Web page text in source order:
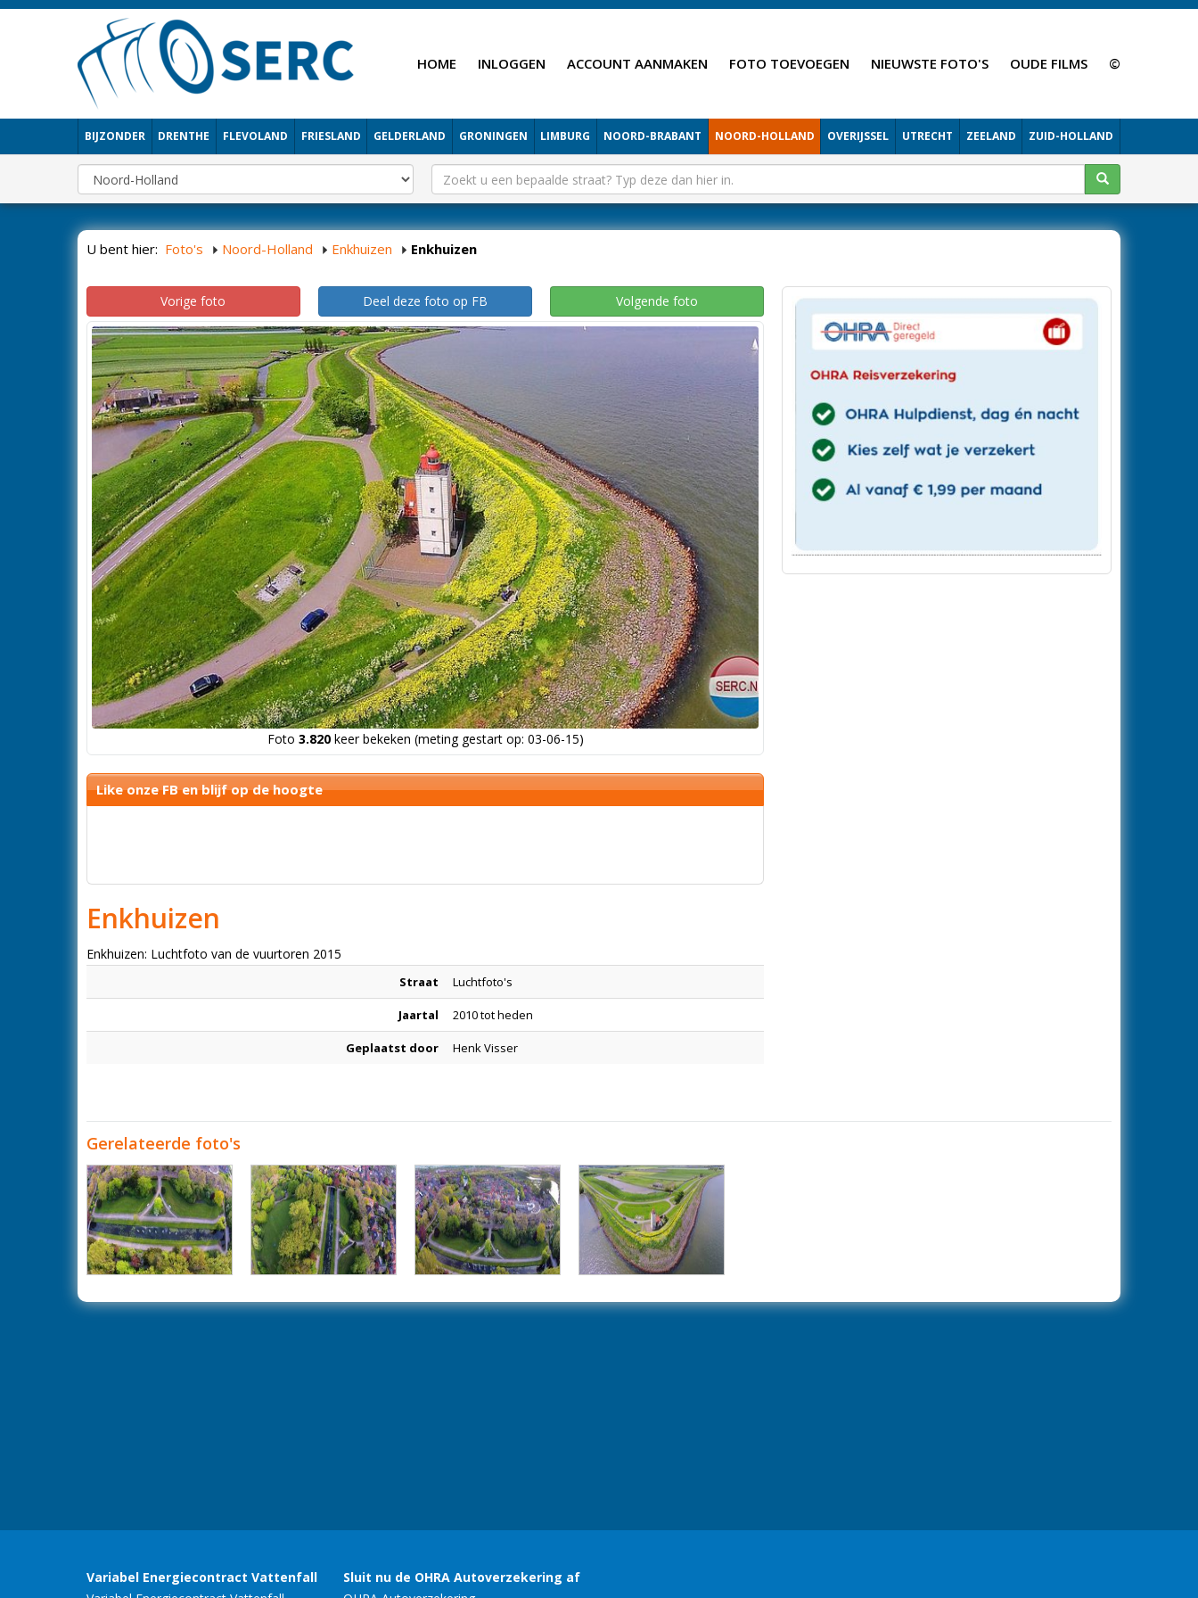
HOME INLOGGEN ACCOUNT AANMAKEN FOTO TOEVOEGEN NIEUWSTE FOTO'S OUDE FILMS ©
BIJZONDER DRENTHE FLEVOLAND FRIESLAND GELDERLAND GRONINGEN LIMBURG NOORD-BRABANT NOORD-HOLLAND OVERIJSSEL UTRECHT ZEELAND ZUID-HOLLAND
U bent hier: Foto's Noord-Holland Enkhuizen Enkhuizen
Vorige foto Deel deze foto op FB Volgende foto
Foto 3.820keer bekeken (meting gestart op: 03-06-15)
Like onze FB en blijf op de hoogte
Enkhuizen
Enkhuizen: Luchtfoto van de vuurtoren 2015
Straat Luchtfoto's
Jaartal 2010 tot heden
Geplaatst door Henk Visser
Gerelateerde foto's